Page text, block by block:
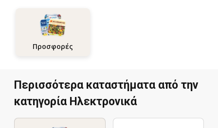
Προσφορές
Περισσότερα καταστήματα από την
κατηγορία Hλεκτρονικά